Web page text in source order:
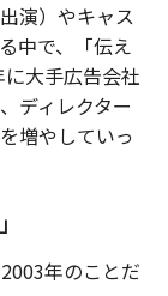
演）やキャス
中で、「伝え
大手広告会社
ディレクター
増やしていっ
年のことだ